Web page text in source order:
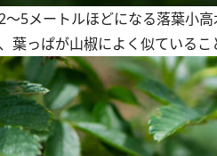
5メートルほどになる落葉小
葉っぱが山椒によく似ているこ